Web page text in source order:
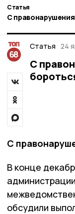
Статья
Статья 24
С
С
В конце
обсудили